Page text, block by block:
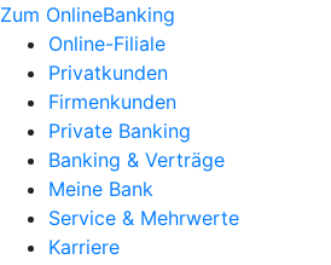
Zum OnlineBanking
Online-Filiale
Privatkunden
Firmenkunden
Private Banking
Banking & Verträge
Meine Bank
Service & Mehrwerte
Karriere